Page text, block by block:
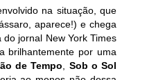
na situação, que
aparece!) e chega
jornal New York Times
brilhantemente por uma
de Tempo
Sob o Sol